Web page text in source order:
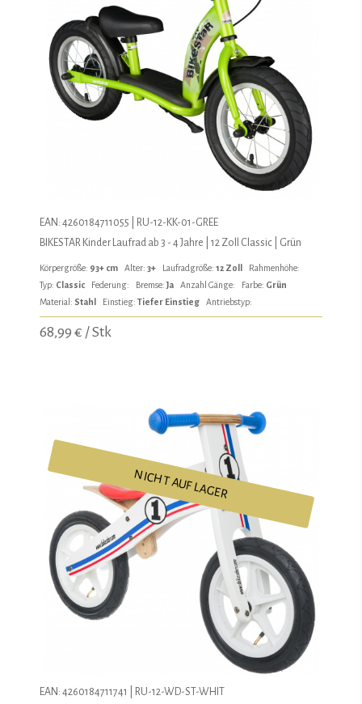
EAN: 4260184711055 | RU-12-KK-01-GREE
BIKESTAR Kinder Laufrad ab 3 - 4 Jahre | 12 Zoll Classic | Grün
Körpergröße: 93+ cm Alter: 3+ Laufradgröße: 12 Zoll
Rahmenhöhe:
Typ: Classic Federung: Bremse:Ja Anzahl Gänge: Farbe: Grün
Material: Stahl Einstieg: Tiefer Einstieg Antriebstyp:
68,99 € / Stk
EAN: 4260184711741 | RU-12-WD-ST-WHIT
NICHT AUF LAGER